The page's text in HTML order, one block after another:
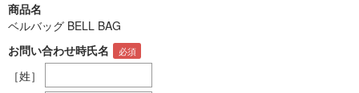
商品名
ベルバッグ BELL BAG
お問い合わせ時氏名
［姓］